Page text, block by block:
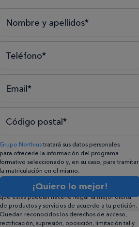
Selecciona el tipo*
Selecciona el área*
Selecciona la formación*
Nombre y apellidos*
Teléfono*
Email*
Código postal*
Grupo Northiustratará sus datos personales
para ofrecerle la información del programa
formativo seleccionado y, en su caso, para tramitar
la matriculación en el mismo.
Compartiremos su solicitud con las empresas que
conforman elGrupo Northius, con el objeto de
que éstas puedan hacerle llegar la mejor oferta
de productos y servicios de acuerdo a tu petición.
Quedan reconocidos los derechos de acceso,
rectificación, supresión, oposición, limitación tal y
¡Quiero lo mejor!